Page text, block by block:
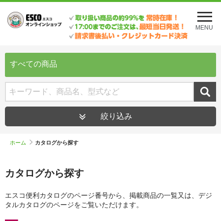
メ
ニ
ュ
を
MENU
すべての商品
絞り込み
ホーム カタログから探す
カタログから探す
エスコ便利カタログのページ番号から、掲載商品の一覧又は、デジ
タルカタログのページをご覧いただけます。